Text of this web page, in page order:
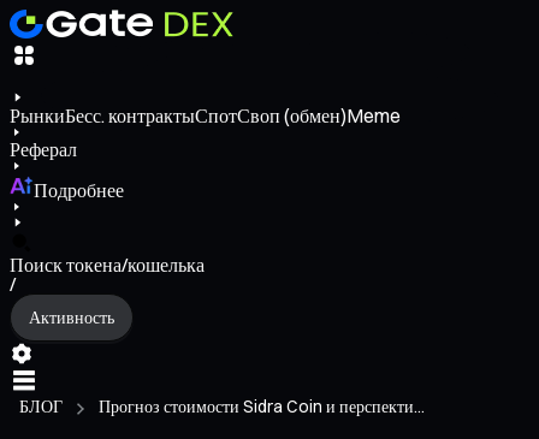
РынкиБесс. контрактыСпотСвоп (обмен)Meme
Реферал
Подробнее
Поиск токена/кошелька
/
Активность
БЛОГ Прогноз стоимости Sidra Coin и перспекти...